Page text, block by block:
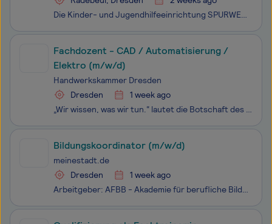
Die Kinder- und Jugendhilfeeinrichtung SPURWECHSEL GmbH wurde im Jahr 2010 mit dem Anspruch gegründet, besonders belasteten Kindern und Jugendlichen individuelle Angebote anbieten zu können. Das Team für die pädagogischen Angebote besteht aus staatlich anerkannten Erziehern, Sozialpädagogen, Heilpäd
Fachdozent - CAD / Automatisierung /
Elektro (m/w/d)
Handwerkskammer Dresden
Dresden
1 week ago
„Wir wissen, was wir tun.“ lautet die Botschaft des Handwerks. Denn ob kreieren, bauen, verändern, bewegen, pflegen oder reparieren: Die Arbeit in 130 Handwerksberufen erfüllt viele mit Freude, Selbstbewusstsein und vor allem mit einem: Stolz. Stolz, täglich Produkte und Dienstleistungen zu produzie
Bildungskoordinator (m/w/d)
meinestadt.de
Dresden
1 week ago
Arbeitgeber: AFBB - Akademie für berufliche Bildung gGmbH Einsatzort: 01067 Dresden Du möchtest Menschen für Ausbildung und Weiterbildung gewinnen, sie zuverlässig begleiten und gleichzeitig Marketing, Vertrieb und CRM professionell miteinander verbinden? Für unseren Bereich Aus- und Weiterbildung